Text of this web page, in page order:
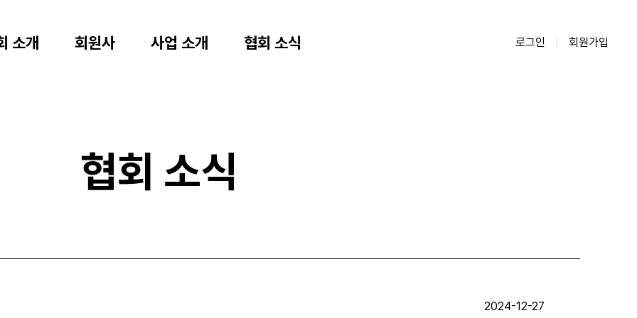
소개 회원사 사업 소개 협회 소식 로그인 회원가입
협회 소식
2024-12-27